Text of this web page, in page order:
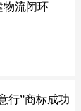
物流闭环
行”商标成功